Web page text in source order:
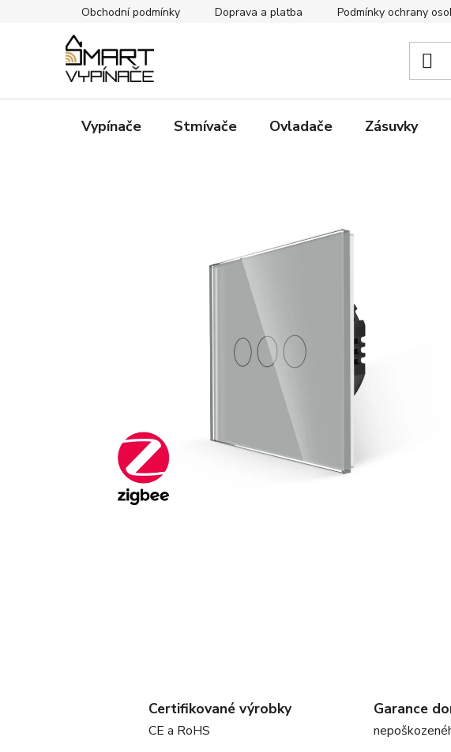
Obchodní podmínky Doprava a platba Podmínky ochrany
Vypínače Stmívače Ovladače Zásuvky
Certifikované výrobky
CE a RoHS
Garance